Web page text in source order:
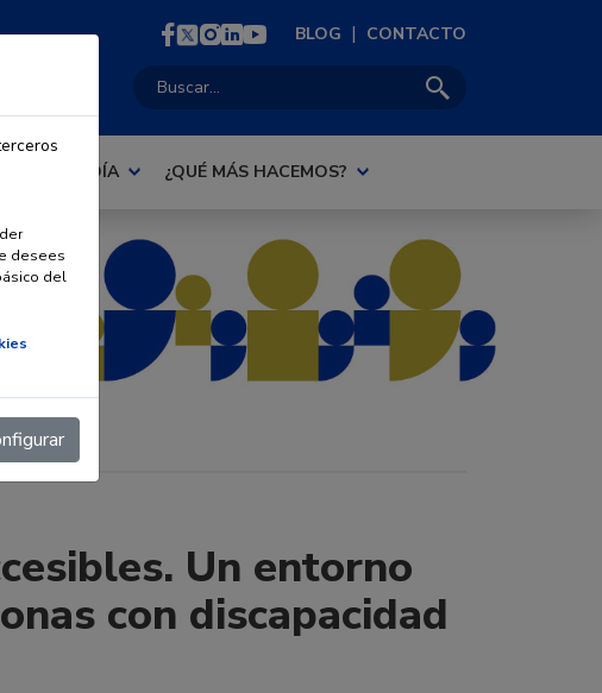
BLOG | CONTACTO
AL DÍA ¿QUÉ MÁS HACEMOS?
Un entorno
con discapacidad
desees
del